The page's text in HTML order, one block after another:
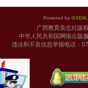
Powered by
广西教育杂志
中华人民共和国网络出版
违法和不良信息举报电话：